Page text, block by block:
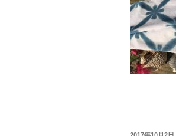
投
2017年10月2日